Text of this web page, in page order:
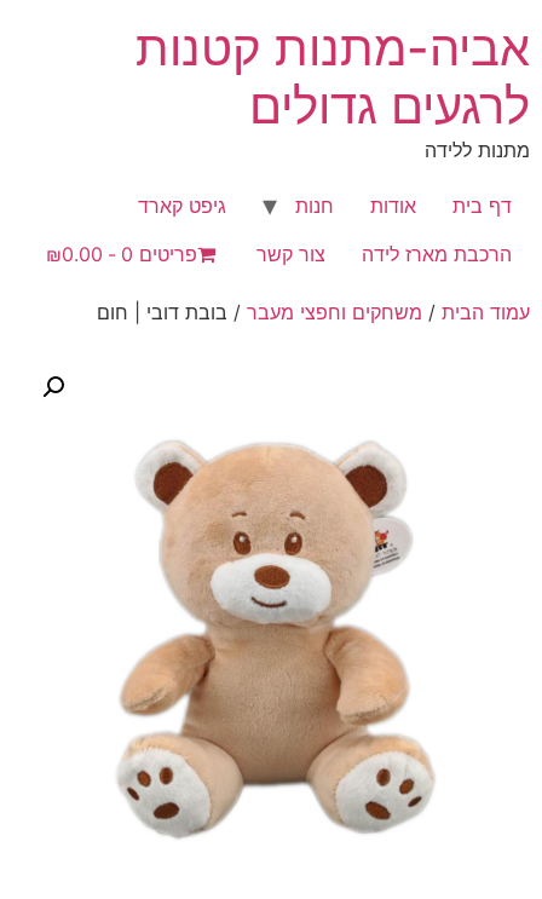
לתוכן
אביה-מתנות קטנות
לרגעים גדולים
מתנות ללידה
דף בית אודות חנות
גיפט קארד
הרכבת מארז לידה
צור קשר פריטים 0 ₪0.00
עמוד הבית / משחקים וחפצי מעבר / בובת דובי | חום